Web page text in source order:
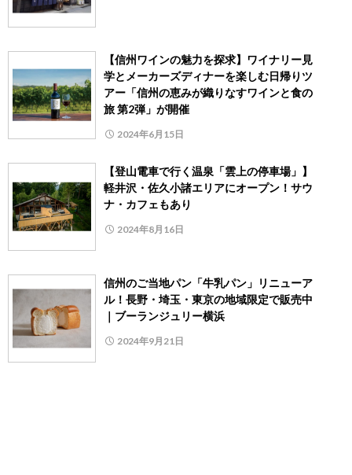
【信州ワインの魅力を探求】ワイナリー見
学とメーカーズディナーを楽しむ日帰りツ
アー「信州の恵みが織りなすワインと食の
旅 第2弾」が開催
2024年6月15日
【登山電車で行く温泉「雲上の停車場」】
軽井沢・佐久小諸エリアにオープン！サウ
ナ・カフェもあり
2024年8月16日
信州のご当地パン「牛乳パン」リニューア
ル！長野・埼玉・東京の地域限定で販売中
｜ブーランジュリー横浜
2024年9月21日